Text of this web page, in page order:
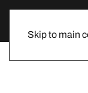
Skip to main